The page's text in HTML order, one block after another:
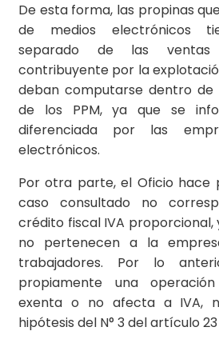
De esta forma, las propinas
de medios electrónicos
separado de las
contribuyente por la
deban computarse dentro de
de los PPM, ya que se
diferenciada por las
electrónicos.
Por otra parte, el Oficio hace
caso consultado no
crédito fiscal IVA proporcional,
no pertenecen a la
trabajadores. Por lo
propiamente una
exenta o no afecta a IVA,
hipótesis del N° 3 del artículo 23